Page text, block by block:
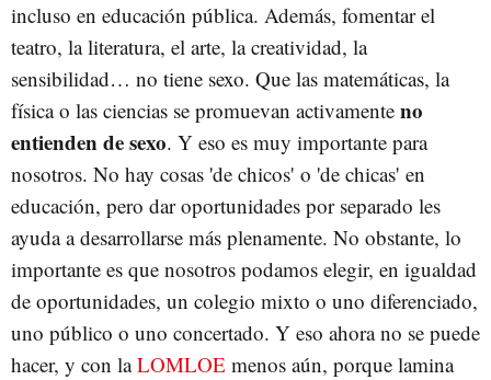
incluso en educación pública. Además, fomentar el
teatro, la literatura, el arte, la creatividad, la
sensibilidad… no tiene sexo. Que las matemáticas, la
física o las ciencias se promuevan activamente no
entienden de sexo. Y eso es muy importante para
nosotros. No hay cosas 'de chicos' o 'de chicas' en
educación, pero dar oportunidades por separado les
ayuda a desarrollarse más plenamente. No obstante, lo
importante es que nosotros podamos elegir, en igualdad
de oportunidades, un colegio mixto o uno diferenciado,
uno público o uno concertado. Y eso ahora no se puede
hacer, y con laLOMLOE menos aún, porque lamina